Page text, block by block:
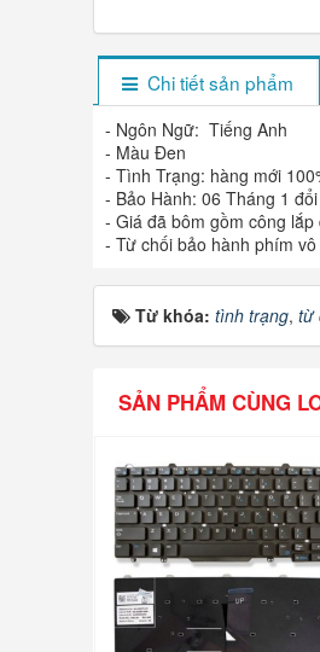
Chi tiết sản phẩm
- Ngôn Ngữ: Tiếng Anh
- Màu Đen
- Tình Trạng: hàng mới
- Bảo Hành: 06 Tháng 1 đổi
- Giá đã bôm gồm công lắp
- Từ chối bảo hành phím
Từ khóa: tình trạng, từ
SẢN PHẨM CÙNG